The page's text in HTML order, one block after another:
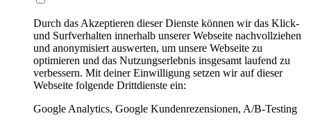
Durch das Akzeptieren dieser Dienste können wir das Klick-
und Surfverhalten innerhalb unserer Webseite nachvollziehen
und anonymisiert auswerten, um unsere Webseite zu
optimieren und das Nutzungserlebnis insgesamt laufend zu
verbessern. Mit deiner Einwilligung setzen wir auf dieser
Webseite folgende Drittdienste ein:
Google Analytics, Google Kundenrezensionen, A/B-Testing